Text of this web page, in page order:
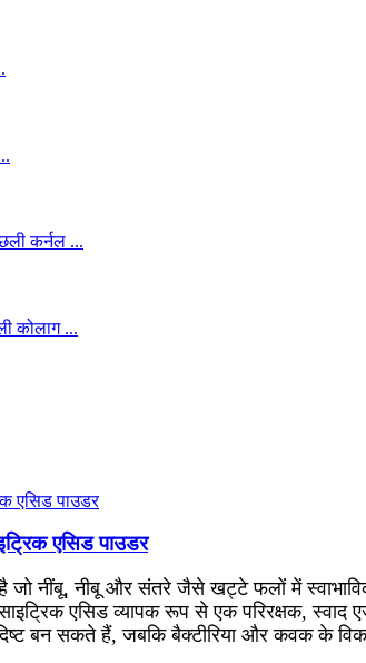
एसिड पाउडर
जो नींबू, नीबू और संतरे जैसे खट्टे फलों में
एसिड व्यापक रूप से एक परिरक्षक,
बन सकते हैं, जबकि बैक्टीरिया और कवक के